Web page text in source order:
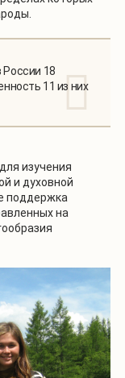
России 18
11 из них
изучения
и духовной
поддержка
на